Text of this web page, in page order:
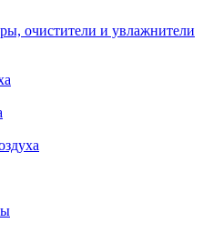
очистители и увлажнители